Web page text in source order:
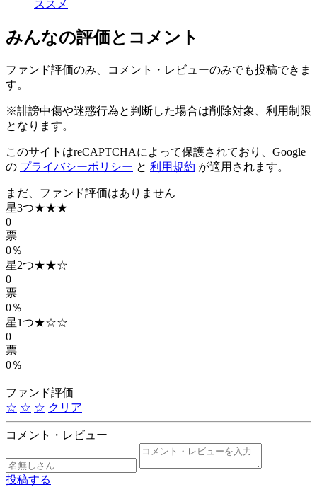
ススメ
みんなの評価とコメント
ファンド評価のみ、コメント・レビューのみでも投稿できま
す。
※誹謗中傷や迷惑行為と判断した場合は削除対象、利用制限
となります。
このサイトはreCAPTCHAによって保護されており、Google
の プライバシーポリシー と 利用規約 が適用されます。
まだ、ファンド評価はありません
星3つ★★★
0
票
0％
星2つ★★☆
0
票
0％
星1つ★☆☆
0
票
0％
ファンド評価
☆ ☆ ☆ クリア
コメント・レビュー
投稿する